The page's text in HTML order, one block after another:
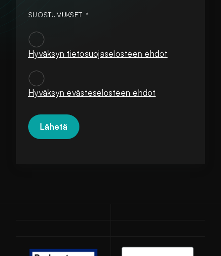
SUOSTUMUKSET *
Hyväksyn tietosuojaselosteen ehdot
SUOSTUMUKSET
Hyväksyn evästeselosteen ehdot